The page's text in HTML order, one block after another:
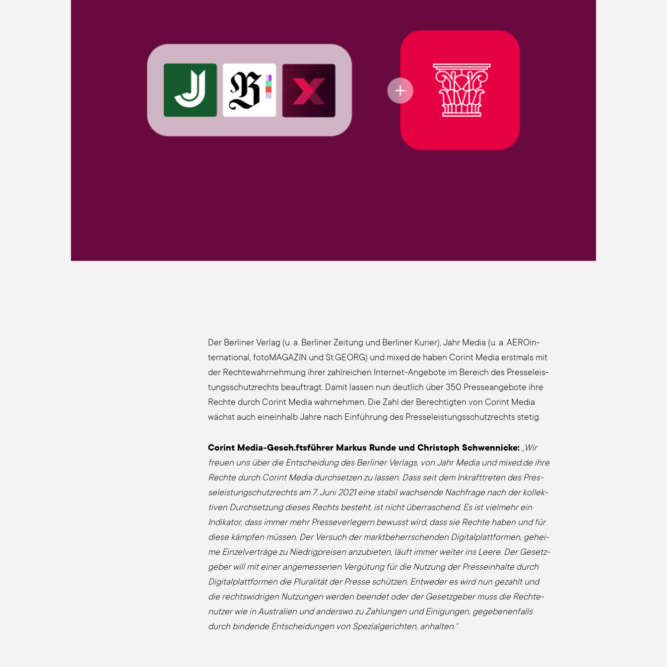
Der Ber­li­ner Ver­lag (u. a. Ber­li­ner Zei­tung und Ber­li­ner Kurier), Jahr Media (u. a. AERO­in­
ter­na­tio­nal, foto­MA­GA­ZIN und St.GEORG) und mixed.de haben Corint Media erst­mals mit
der Rech­te­wahr­neh­mung ihrer zahl­rei­chen Inter­net-Ange­bo­te im Bereich des Pres­se­leis­
tungs­schutz­rechts beauf­tragt. Damit las­sen nun deut­lich über 350 Pres­se­an­ge­bo­te ihre
Rech­te durch Corint Media wahr­neh­men. Die Zahl der Berech­tig­ten von Corint Media
wächst auch ein­ein­halb Jah­re nach Einführung des Pres­se­leis­tungs­schutz­rechts ste­tig.
Corint Media-Gesch.ftsführer Mar­kus Run­de und Chris­toph Schwennicke:„Wir
freu­en uns über die Ent­schei­dung des Ber­li­ner Ver­lags, von Jahr Media und mixed.de ihre
Rech­te durch Corint Media durch­set­zen zu las­sen. Dass seit dem Inkraft­tre­ten des Pres­
se­leis­tung­s­chutz­rechts am 7. Juni 2021 eine sta­bil wach­sen­de Nach­fra­ge nach der kol­lek­
ti­ven Durch­set­zung die­ses Rechts besteht, ist nicht überraschend. Es ist viel­mehr ein
Indi­ka­tor, dass immer mehr Pres­se­ver­le­gern bewusst wird, dass sie Rech­te haben und für
die­se kämp­fen müssen. Der Ver­such der markt­be­herr­schen­den Digi­tal­platt­for­men, gehei­
me Ein­zel­ver­trä­ge zu Nied­rig­prei­sen anzu­bie­ten, läuft immer wei­ter ins Lee­re. Der Gesetz­
ge­ber will mit einer ange­mes­se­nen Vergütung für die Nut­zung der Pres­se­inhal­te durch
Digi­tal­platt­for­men die Plu­ra­li­tät der Pres­se schützen. Ent­we­der es wird nun gezahlt und
die rechts­wid­ri­gen Nut­zun­gen wer­den been­det oder der Gesetz­ge­ber muss die Rech­te­
nut­zer wie in Aus­tra­li­en und anders­wo zu Zah­lun­gen und Eini­gun­gen, gege­be­nen­falls
durch bin­den­de Ent­schei­dun­gen von Spe­zi­al­ge­rich­ten, anhal­ten.“